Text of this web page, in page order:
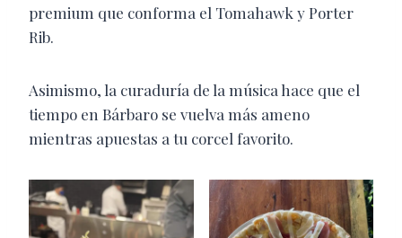
premium que conforma el Tomahawk y Porter
Rib.
Asimismo, la curaduría de la música hace que el
tiempo en Bárbaro se vuelva más ameno
mientras apuestas a tu corcel favorito.